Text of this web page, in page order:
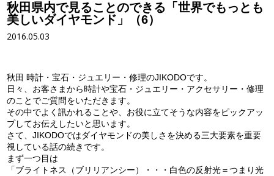
秋田県内で見ることのできる「世界でもっとも
美しいダイヤモンド」（6）
2016.05.03
秋田 時計・宝石・ジュエリー・修理のJIKODOです。
日々、お客さまから時計や宝石・ジュエリー・アクセサリー・修理
のことでご質問をいただきます。
その中でよく訊かれることや、お役に立てそうな内容をピックアッ
プしてお伝えしたいと思います。
さて、JIKODOではダイヤモンドの美しさを決める三大要素を重要
視している話の続きです。
まず一つ目は
「ブライトネス（ブリリアンシー）・・・白色の反射光＝つまり光